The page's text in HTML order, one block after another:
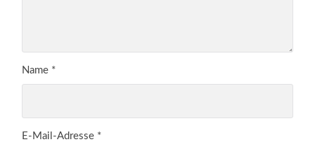
Name *
E-Mail-Adresse *